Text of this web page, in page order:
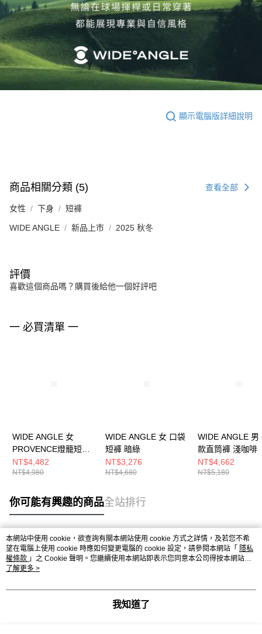
顯示電腦版詳細說明
商品相關分類 (5) 查看全部
女性 下身 短褲
WIDE ANGLE 新品上市 2025 秋冬
評價
喜歡這個商品嗎？購買後給他一個好評吧
一 必買清單 一
WIDE ANGLE 女
PROVENCE燈籠短褲
土耳其藍
NT$4,482
NT$4,980
WIDE ANGLE 女 口袋
短褲 暗綠
NT$3,276
NT$4,680
WIDE ANGLE 男
款直筒褲 淺咖啡
NT$4,662
NT$5,180
你可能有興趣的商品全站排行
熱門標籤
本網站中使用 cookie，欲查詢有關本網站使用 cookie 方式之詳情，及若您不希
望在電腦上使用 cookie 時應如何變更電腦的 cookie 設定，請參閱本網站「 隱私
權條款 」之 Cookie 聲明。您繼續使用本網站即表示您同意本公司得按本網站使
用條款之 Cookie 聲明使用 cookie。
了解更多 >
我知道了